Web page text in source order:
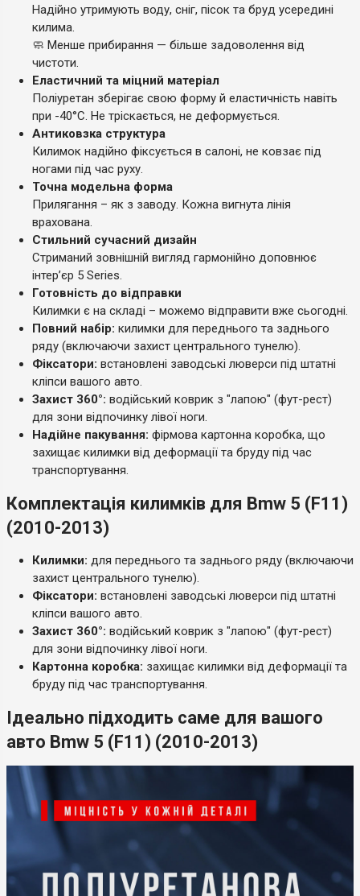
Надійно утримують воду, сніг, пісок та бруд усередині
килима.
🧼 Менше прибирання — більше задоволення від
чистоти.
Еластичний та міцний матеріал
Поліуретан зберігає свою форму й еластичність навіть
при -40°C. Не тріскається, не деформується.
Антиковзка структура
Килимок надійно фіксується в салоні, не ковзає під
ногами під час руху.
Точна модельна форма
Прилягання – як з заводу. Кожна вигнута лінія
врахована.
Стильний сучасний дизайн
Стриманий зовнішній вигляд гармонійно доповнює
інтер’єр 5 Series.
Готовність до відправки
Килимки є на складі – можемо відправити вже сьогодні.
Повний набір: килимки для переднього та заднього
ряду (включаючи захист центрального тунелю).
Фіксатори: встановлені заводські люверси під штатні
кліпси вашого авто.
Захист 360°: водійський коврик з "лапою" (фут-рест)
для зони відпочинку лівої ноги.
Надійне пакування: фірмова картонна коробка, що
захищає килимки від деформації та бруду під час
транспортування.
Комплектація килимків для Bmw 5 (F11)
(2010-2013)
Килимки: для переднього та заднього ряду (включаючи
захист центрального тунелю).
Фіксатори: встановлені заводські люверси під штатні
кліпси вашого авто.
Захист 360°: водійський коврик з "лапою" (фут-рест)
для зони відпочинку лівої ноги.
Картонна коробка: захищає килимки від деформації та
бруду під час транспортування.
Ідеально підходить саме для вашого
авто Bmw 5 (F11) (2010-2013)